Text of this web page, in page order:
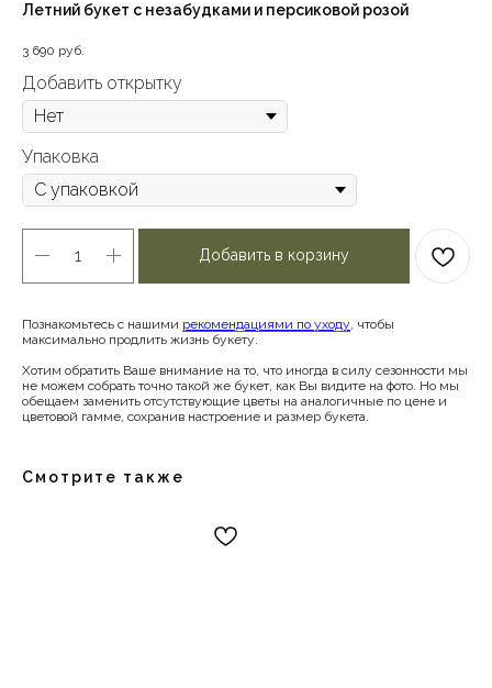
Летний букет с незабудками и персиковой розой
3 690 руб.
Добавить открытку
Упаковка
Добавить в корзину
Познакомьтесь с нашими рекомендациями по уходу , чтобы
максимально продлить жизнь букету.
Хотим обратить Ваше внимание на то, что иногда в силу сезонности мы
не можем собрать точно такой же букет, как Вы видите на фото. Но мы
обещаем заменить отсутствующие цветы на аналогичные по цене и
цветовой гамме, сохранив настроение и размер букета.
Смотрите также